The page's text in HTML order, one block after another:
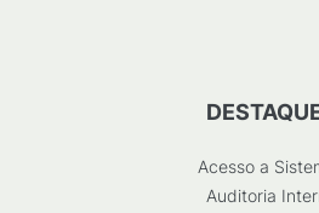
Acesso a
Auditoria